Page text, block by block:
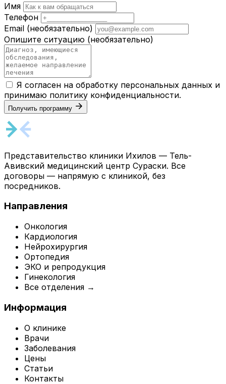
Имя
Телефон
Email (необязательно)
Опишите ситуацию (необязательно)
Я согласен на обработку персональных данных и
принимаю политику конфиденциальности.
Получить программу
Представительство клиники Ихилов — Тель-
Авивский медицинский центр Сураски. Все
договоры — напрямую с клиникой, без
посредников.
Направления
Онкология
Кардиология
Нейрохирургия
Ортопедия
ЭКО и репродукция
Гинекология
Все отделения →
Информация
О клинике
Врачи
Заболевания
Цены
Статьи
Контакты